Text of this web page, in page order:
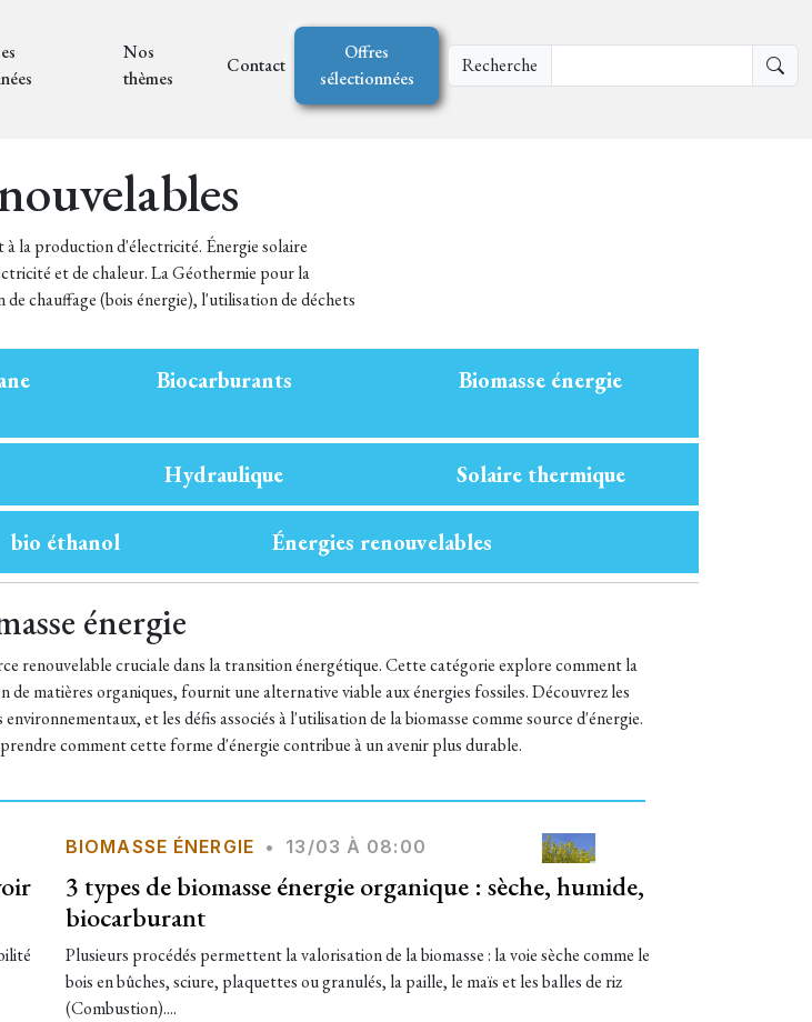
Nos
thèmes
Contact
Offres
sélectionnées
Recherche
à la production d'électricité. Énergie solaire
et de chaleur. La Géothermie pour la
chauffage (bois énergie), l'utilisation de déchets
Biocarburants Biomasse énergie
Hydraulique Solaire thermique
bio éthanol Énergies renouvelables
énergie
renouvelable cruciale dans la transition énergétique. Cette catégorie explore comment la
de matières organiques, fournit une alternative viable aux énergies fossiles. Découvrez les
et les défis associés à l'utilisation de la biomasse comme source d'énergie.
comment cette forme d'énergie contribue à un avenir plus durable.
BIOMASSE ÉNERGIE • 13/03 À 08:00
3 types de biomasse énergie organique : sèche, humide,
biocarburant
Plusieurs procédés permettent la valorisation de la biomasse : la voie sèche comme le
bois en bûches, sciure, plaquettes ou granulés, la paille, le maïs et les balles de riz
(Combustion)....